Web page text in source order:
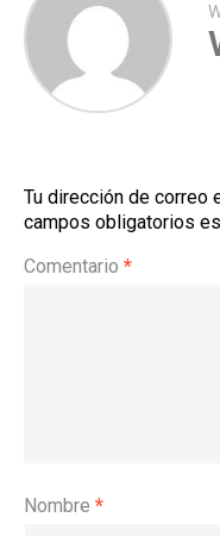
Tu dirección de correo
campos obligatorios
Comentario *
Nombre *